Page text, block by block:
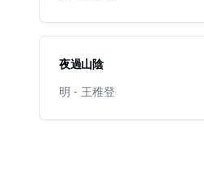
夜過山陰
明 - 王稚登